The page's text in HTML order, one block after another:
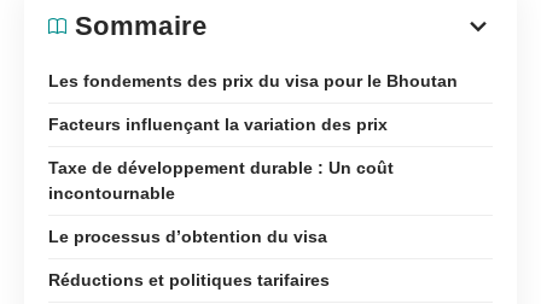
Sommaire
Les fondements des prix du visa pour le Bhoutan
Facteurs influençant la variation des prix
Taxe de développement durable : Un coût
incontournable
Le processus d’obtention du visa
Réductions et politiques tarifaires